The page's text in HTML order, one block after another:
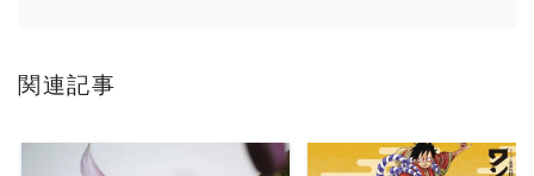
関連記事